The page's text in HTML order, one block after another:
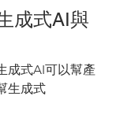
成式AI與
成式AI可以幫產
生成式